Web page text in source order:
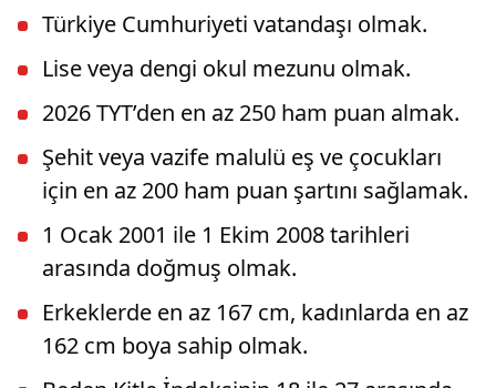
Türkiye Cumhuriyeti vatandaşı olmak.
Lise veya dengi okul mezunu olmak.
2026 TYT’den en az 250 ham puan almak.
Şehit veya vazife malulü eş ve çocukları
için en az 200 ham puan şartını sağlamak.
1 Ocak 2001 ile 1 Ekim 2008 tarihleri
arasında doğmuş olmak.
Erkeklerde en az 167 cm, kadınlarda en az
162 cm boya sahip olmak.